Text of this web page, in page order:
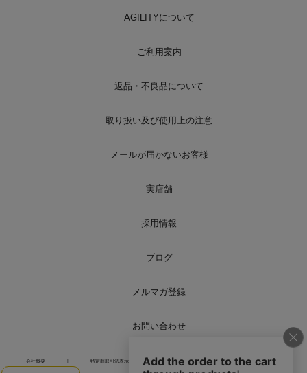
AGILITYについて
ご利用案内
返品・不良品について
取り扱い及び使用上の注意
メールが届かないお客様
実店舗
採用情報
ブログ
メルマガ登録
お問い合わせ
会社概要 特定商取引法表示 | 個人情報の取り扱い | サイトマップ